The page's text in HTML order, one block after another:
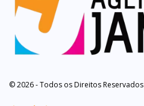
© 2026 - Todos os Direitos Reservados